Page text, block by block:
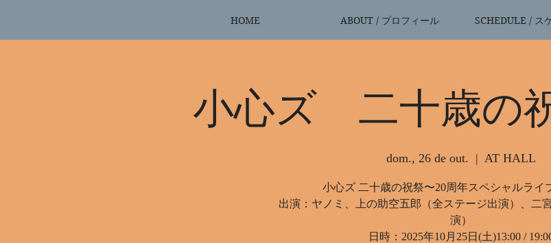
HOME ABOUT / プロフィール SCHEDULE / ス
小心ズ 二十歳の
dom., 26 de out.
  |
AT HALL
小心ズ 二十歳の祝祭〜20周年スペシャルライ
出演：ヤノミ、上の助空五郎（全ステージ出演）、二
演）
日時：2025年10月25日(土)13:00 /